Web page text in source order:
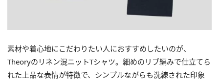
素材や着心地にこだわりたい人におすすめしたいのが、
Theoryのリネン混ニットTシャツ。細めのリブ編みで仕立てら
れた上品な表情が特徴で、シンプルながらも洗練された印象